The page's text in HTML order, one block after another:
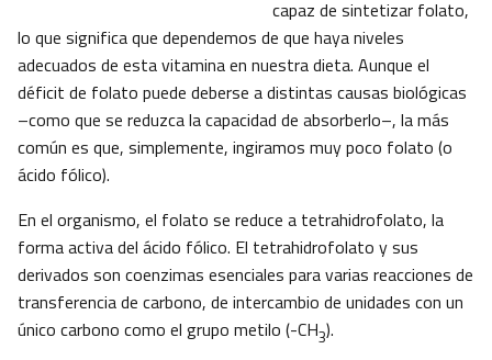
capaz de sintetizar folato,
lo que significa que dependemos de que haya niveles
adecuados de esta vitamina en nuestra dieta. Aunque el
déficit de folato puede deberse a distintas causas biológicas
–como que se reduzca la capacidad de absorberlo–, la más
común es que, simplemente, ingiramos muy poco folato (o
ácido fólico).
En el organismo, el folato se reduce a tetrahidrofolato, la
forma activa del ácido fólico. El tetrahidrofolato y sus
derivados son coenzimas esenciales para varias reacciones de
transferencia de carbono, de intercambio de unidades con un
único carbono como el grupo metilo (-CH3).